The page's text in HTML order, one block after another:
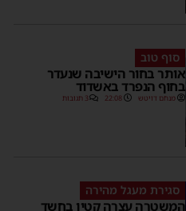
סוף טוב
אותר בחור הישיבה שנעדר
בחוף הנפרד באשדוד
מנחם דויטש 22:08 3 תגובות
סגירת מעגל מהירה
המשטרה עצרה קטין בחשד